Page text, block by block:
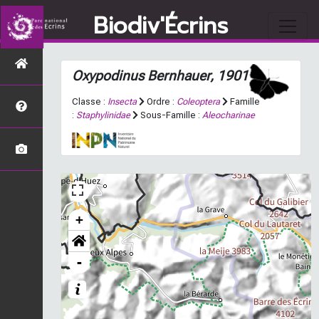
Biodiv'Écrins
OxypodinusBernhauer, 1901
Classe : Insecta Ordre : Coleoptera
Famille
: Staphylinidae Sous-Famille : Aleocharinae
+
-